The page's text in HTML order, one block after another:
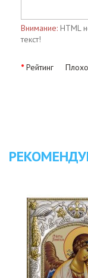
Внимание: HTML
текст!
Рейтинг Плохо